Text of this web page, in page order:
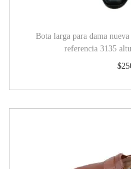
Bota larga para dama
referencia 3135
$